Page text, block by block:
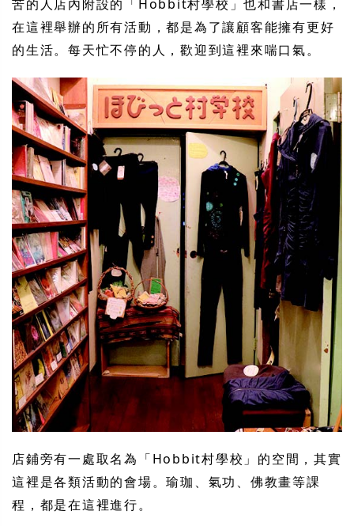
苦的人店內附設的「Hobbit村學校」也和書店一樣，
在這裡舉辦的所有活動，都是為了讓顧客能擁有更好
的生活。每天忙不停的人，歡迎到這裡來喘口氣。
店鋪旁有一處取名為「Hobbit村學校」的空間，其實
這裡是各類活動的會場。瑜珈、氣功、佛教畫等課
程，都是在這裡進行。